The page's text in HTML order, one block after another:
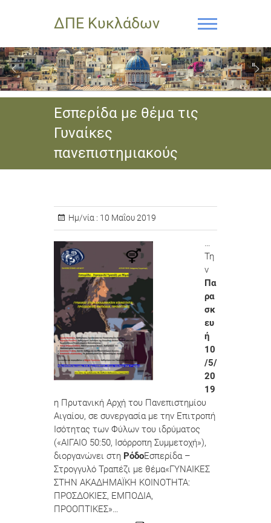
ΔΠΕ Κυκλάδων
Εσπερίδα με θέμα τις
Γυναίκες
πανεπιστημιακούς
Ημ/νία : 10 Μαΐου 2019
…
Τη
ν
Πα
ρα
σκ
ευ
ή
10
/5/
20
19
η Πρυτανική Αρχή του Πανεπιστημίου
Αιγαίου, σε συνεργασία με την Επιτροπή
Ισότητας των Φύλων του ιδρύματος
(«ΑΙΓΑΙΟ 50:50, Ισόρροπη Συμμετοχή»),
διοργανώνει στη ΡόδοΕσπερίδα –
Στρογγυλό Τραπέζι με θέμα«ΓΥΝΑΙΚΕΣ
ΣΤΗΝ ΑΚΑΔΗΜΑΪΚΗ ΚΟΙΝΟΤΗΤΑ:
ΠΡΟΣΔΟΚΙΕΣ, ΕΜΠΟΔΙΑ,
ΠΡΟΟΠΤΙΚΕΣ»…